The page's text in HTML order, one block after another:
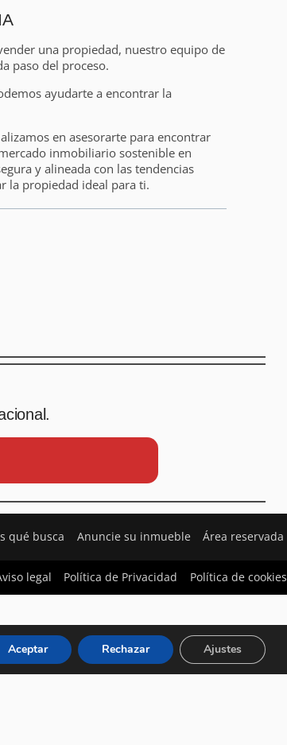
una propiedad, nuestro equipo de
paso del proceso.
ayudarte a encontrar la
en asesorarte para encontrar
inmobiliario sostenible en
y alineada con las tendencias
la propiedad ideal para ti.
qué busca Anuncie su inmueble Área reservada
legal Política de Privacidad Política de cookies
Aceptar Rechazar Ajustes